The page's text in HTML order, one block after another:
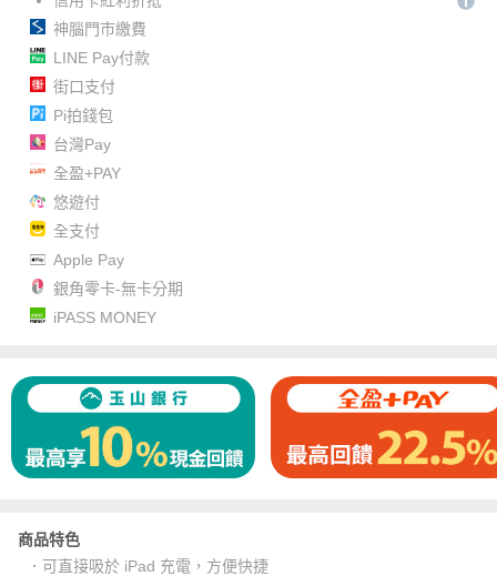
神腦門市繳費
LINE Pay付款
街口支付
Pi拍錢包
台灣Pay
全盈+PAY
悠遊付
全支付
Apple Pay
銀角零卡-無卡分期
iPASS MONEY
商品特色
．可直接吸於 iPad 充電，方便快捷